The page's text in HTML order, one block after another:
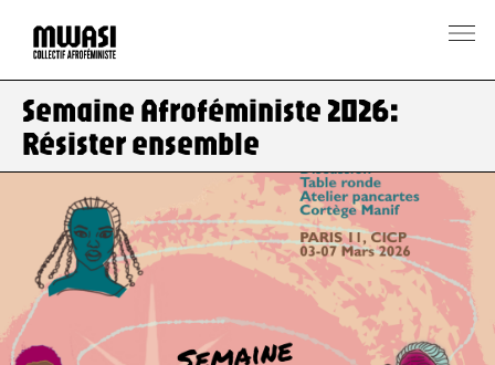
Semaine Afroféministe 2026:
Résister ensemble